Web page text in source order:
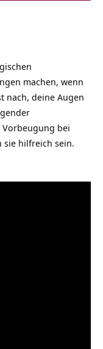
machen, wenn
nach, deine Augen
bei
hilfreich sein.